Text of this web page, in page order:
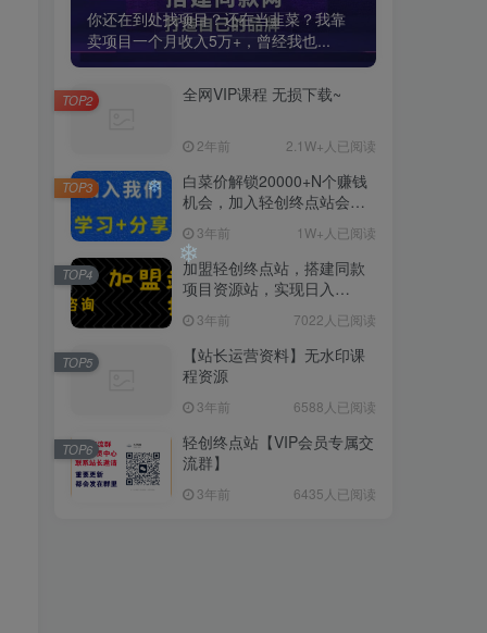
你还在到处找项目？还在当韭菜？我靠
卖项目一个月收入5万+，曾经我也...
全网VIP课程 无损下载~
2年前 2.1W+人已阅读
TOP2
白菜价解锁20000+N个赚钱
机会，加入轻创终点站会
3年前 1W+人已阅读
TOP3
加盟轻创终点站，搭建同款
项目资源站，实现日入
3年前 7022人已阅读
TOP4
【站长运营资料】无水印课
程资源
3年前 6588人已阅读
TOP5
轻创终点站【VIP会员专属交
流群】
3年前 6435人已阅读
TOP6
❄
❄